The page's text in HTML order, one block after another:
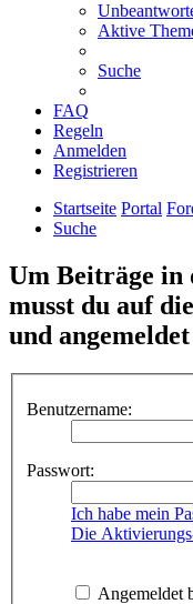
Aktive
Suche
FAQ
Regeln
Anmelden
Registrieren
Startseite Portal
Suche
Um Beiträge in
musst du auf
und
Benutzername:
Passwort:
Ich habe mein
Die
Angemeldet